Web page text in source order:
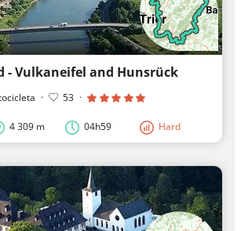
- Vulkaneifel and Hunsrück
· 53 ·
4 309 m 04h59 Hard